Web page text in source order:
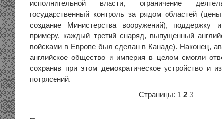
исполнительной власти, ограничение
государственный контроль за рядом областей
создание Министерства вооружений), поддержку
примеру, каждый третий снаряд, выпущенный
войсками в Европе был сделан в Канаде). Наконец,
английское общество и империя в целом смогли
сохранив при этом демократическое устройство и
потрясений.
Страницы: 1 2 3